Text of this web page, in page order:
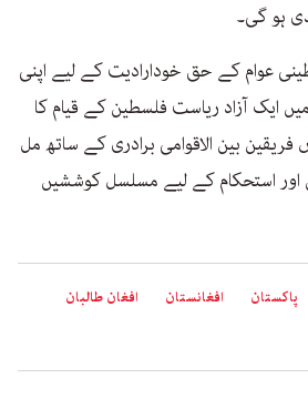
ہو گی۔
عوام کے حق خودارادیت کے لیے اپنی
ایک آزاد ریاست فلسطین کے قیام کا
بین الاقوامی برادری کے ساتھ مل
استحکام کے لیے مسلسل کوششیں
پاکستان افغانستان
افغان طالبان